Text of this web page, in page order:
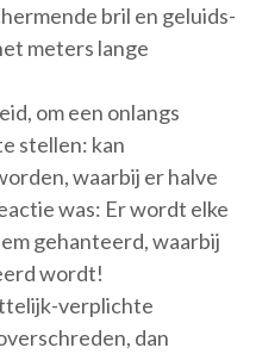
bril en geluids-
meters lange
om een onlangs
stellen: kan
waarbij er halve
was: Er wordt elke
gehanteerd, waarbij
wordt!
verplichte
dan